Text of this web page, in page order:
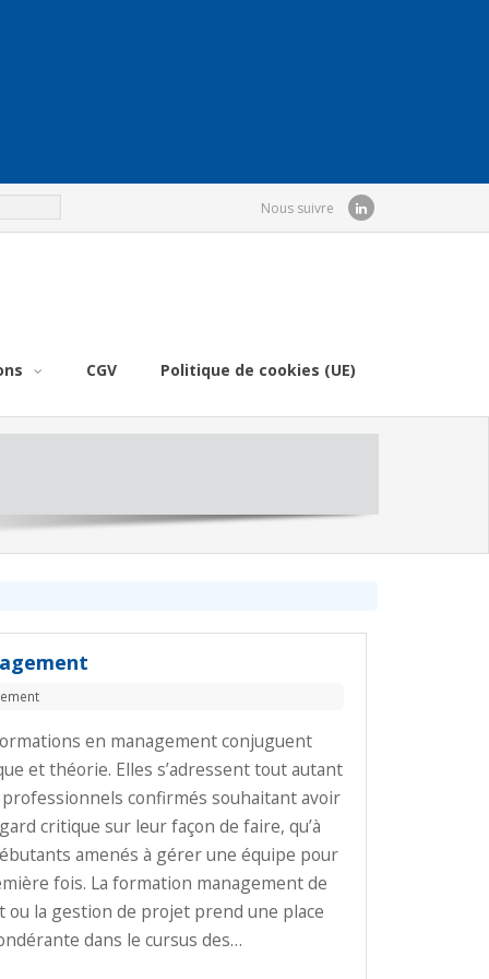
Nous suivre
CGV Politique de cookies (UE)
en management conjuguent
et théorie. Elles s’adressent tout autant
professionnels confirmés souhaitant avoir
critique sur leur façon de faire, qu’à
amenés à gérer une équipe pour
fois. La formation management de
ou la gestion de projet prend une place
dans le cursus des…